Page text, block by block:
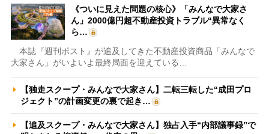
《ついに見えた問題の核心》「みんなで大家さ
ん」2000億円超不動産投資トラブル“異常なく
ら…
本誌『週刊ポスト』が追及してきた不動産投資商品「みんなで
大家さん」がいよいよ最終局面を迎えている…
【独走スクープ・みんなで大家さん】二転三転した“成田プロ
ジェクト”の計画変更の裏で起き…
【追及スクープ・みんなで大家さん】独占入手“内部議事録”で